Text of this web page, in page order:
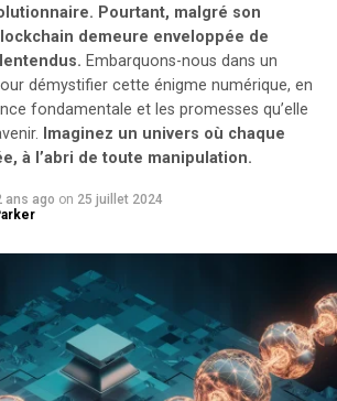
Pourtant, malgré son
demeure enveloppée de
Embarquons-nous dans un
démystifier cette énigme numérique, en
fondamentale et les promesses qu’elle
Imaginez un univers où chaque
à l’abri de toute manipulation.
ans ago on 25 juillet 2024